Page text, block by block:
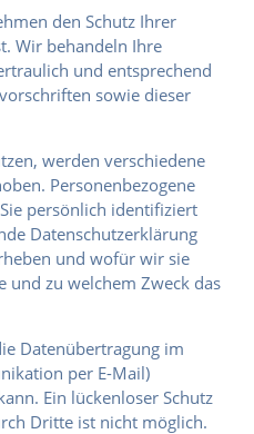
den Schutz Ihrer
Wir behandeln Ihre
und entsprechend
sowie dieser
werden verschiedene
Personenbezogene
persönlich identifiziert
Datenschutzerklärung
und wofür wir sie
und zu welchem Zweck das
Datenübertragung im
per E-Mail)
Ein lückenloser Schutz
Dritte ist nicht möglich.